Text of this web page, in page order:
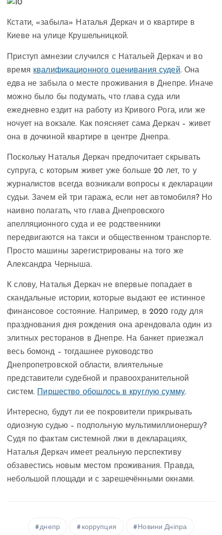
Кстати, «забыла» Наталья Деркач и о квартире в
Киеве на улице Крушельницкой.
Приступ амнезии случился с Натальей Деркач и во
время квалификационного оценивания судей. Она
едва не забыла о месте проживания в Днепре. Иначе
можно было бы подумать, что глава суда или
ежедневно ездит на работу из Кривого Рога, или же
ночует на вокзале. Как поясняет сама Деркач – живет
она в дочкиной квартире в центре Днепра.
Поскольку Наталья Деркач предпочитает скрывать
супруга, с которым живет уже больше 20 лет, то у
журналистов всегда возникали вопросы к декларации
судьи. Зачем ей три гаража, если нет автомобиля? Но
наивно полагать, что глава Днепровского
апелляционного суда и ее родственники
передвигаются на такси и общественном транспорте.
Просто машины зарегистрированы на того же
Александра Черныша.
К слову, Наталья Деркач не впервые попадает в
скандальные истории, которые выдают ее истинное
финансовое состояние. Например, в 2020 году для
празднования дня рождения она арендовала один из
элитных ресторанов в Днепре. На банкет приезжал
весь бомонд – тогдашнее руководство
Днепропетровской области, влиятельные
представители судебной и правоохранительной
систем.
Пиршество обошлось в круглую сумму.
Интересно, будут ли ее покровители прикрывать
одиозную судью – подпольную мультимиллионершу?
Судя по фактам системной лжи в декларациях,
Наталья Деркач имеет реальную перспективу
обзавестись новым местом проживания. Правда,
небольшой площади и с зарешечёнными окнами.
днепр коррупция Новини Дніпра